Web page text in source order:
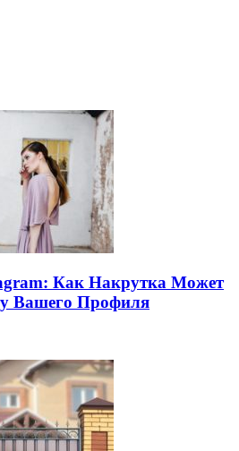
Как Накрутка Может
Вашего Профиля